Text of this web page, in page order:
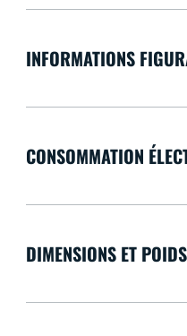
INFORMATIONS
CONSOMMATION
DIMENSIONS ET